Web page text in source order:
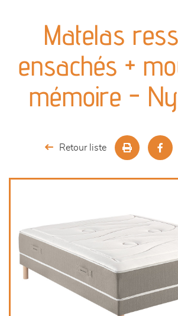
séjours
meubles de complément
chambres et dressing
Matelas
ensachés +
mémoire -
Retour liste